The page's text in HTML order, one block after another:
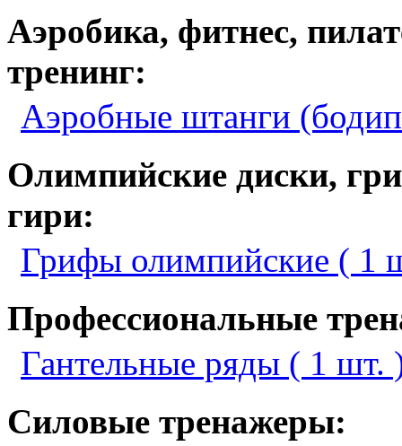
Аэробика, фитнес,
тренинг:
Аэробные штанги
Олимпийские диски,
гири:
Грифы олимпийские ( 1
Профессиональные
Гантельные ряды ( 1 шт.
Силовые тренажеры: